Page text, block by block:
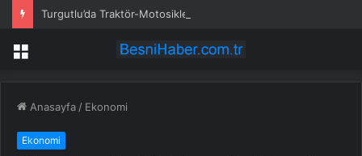
Turgutlu’da Traktör-Motosiklet Kazası
Menü
Anasayfa / Ekonomi
Ekonomi